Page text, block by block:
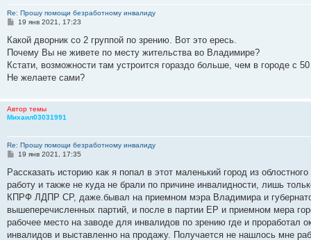
Re: Прошу помощи безработному инвалиду
С
о
щ
е
и
19 янв 2021, 17:23
Какой дворник со 2 группой по зрению. Вот это ересь.
Почему Вы не живете по месту жительства во Владимире?
Кстати, возможности там устроится гораздо больше, чем в городе с
Не желаете сами?
Автор темы
Михаил03031991
Re: Прошу помощи безработному инвалиду
С
о
щ
е
и
е
19 янв 2021, 17:35
Рассказать историю как я попал в этот маленький город из
работу и также не куда не брали по причине инвалидности, лишь
КПРФ ЛДПР СР, даже.бывал на приемном мэра Владимира и
вышеперечисленных партий, и после в партии ЕР и приемном мера
рабочее место на заводе для инвалидов по зрению где и проработал
инвалидов и выставленно на продажу. Получается не нашлось мне